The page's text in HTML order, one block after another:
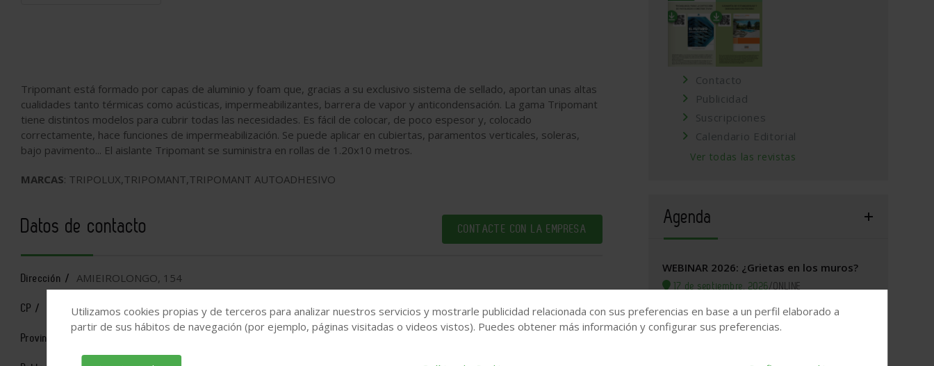
Tripomant está formado por capas de aluminio y foam que, gracias a su exclusivo sistema de sellado, aportan unas altas
cualidades tanto térmicas como acústicas, impermeabilizantes, barrera de vapor y anticondensación. La gama Tripomant
tiene distintos modelos para cubrir todas las necesidades. Es fácil de colocar, de poco espesor y, colocado
correctamente, hace funciones de impermeabilización. Se puede aplicar en cubiertas, paramentos verticales, soleras,
bajo pavimento... El aislante Tripomant se suministra en rollas de 1.20x10 metros.
MARCAS: TRIPOLUX,TRIPOMANT,TRIPOMANT AUTOADHESIVO
Datos de contacto CONTACTE CON LA EMPRESA
Dirección / AMIEIROLONGO, 154
CP / 36415
Provincia /
Contacto
Publicidad
Suscripciones
Calendario Editorial
Ver todas las revistas
Agenda
WEBINAR 2026: ¿Grietas en los muros?
17 de septiembre, 2026/ONLINE
Valladolid, 2026. Jornada Arquitectura y
Construcción
Utilizamos cookies propias y de terceros para analizar nuestros servicios y mostrarle publicidad relacionada con sus preferencias en base a un perfil elaborado a
partir de sus hábitos de navegación (por ejemplo, páginas visitadas o videos vistos). Puedes obtener más información y configurar sus preferencias.